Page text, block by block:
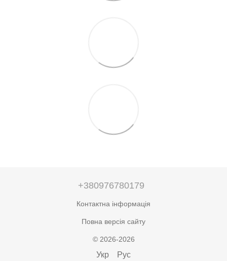
+380976780179
Контактна інформація
Повна версія сайту
© 2026-2026
Укр Рус